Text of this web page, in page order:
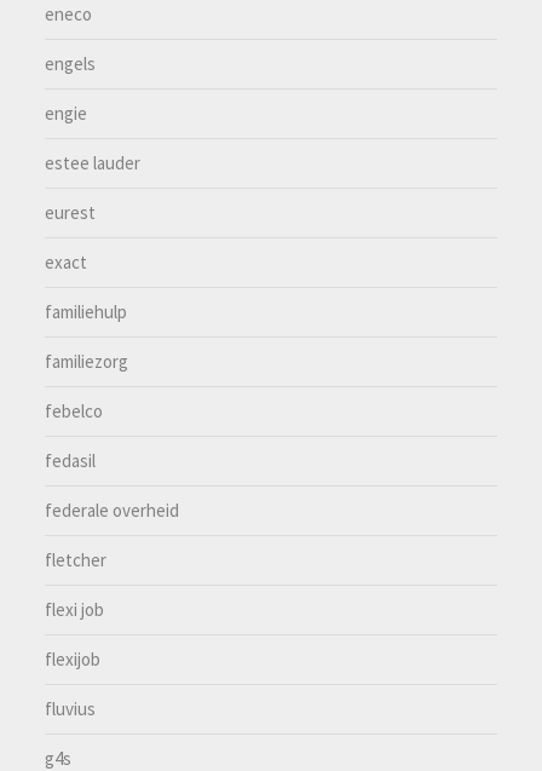
eneco
engels
engie
estee lauder
eurest
exact
familiehulp
familiezorg
febelco
fedasil
federale overheid
fletcher
flexi job
flexijob
fluvius
g4s